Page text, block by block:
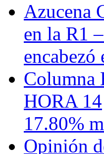
Azucena
en la R1
Columna
HORA 14
17.80%
Opinión